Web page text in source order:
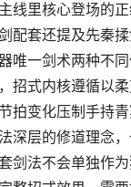
线里核心登场的
配套还提及先秦
唯一剑术两种不
招式内核遵循以
拍变化压制手持
深层的修道理念
剑法不会单独作